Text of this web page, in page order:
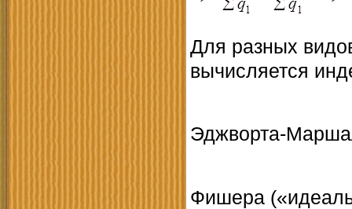
Для разных
вычисляется
Эджворта-
Фишера